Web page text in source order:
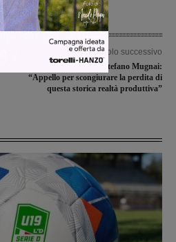
Articolo successivo
Vertenza IVV, Stefano Mugnai:
“Appello per scongiurare la perdita di
questa storica realtà produttiva”